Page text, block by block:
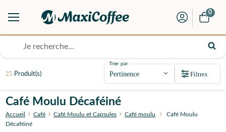
0
Café Moulu Décaféiné
Accueil Café Café Moulu et Capsules Café moulu
Café Moulu
Décaféiné
25 Produit(s)
Trier par
Filtres